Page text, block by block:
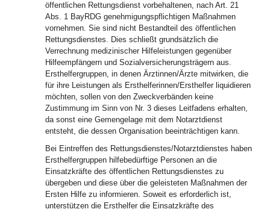
öffentlichen Rettungsdienst vorbehaltenen, nach Art. 21
Abs. 1 BayRDG genehmigungspflichtigen Maßnahmen
vornehmen. Sie sind nicht Bestandteil des öffentlichen
Rettungsdienstes. Dies schließt grundsätzlich die
Verrechnung medizinischer Hilfeleistungen gegenüber
Hilfeempfängern und Sozialversicherungsträgern aus.
Ersthelfergruppen, in denen Ärztinnen/Ärzte mitwirken, die
für ihre Leistungen als Ersthelferinnen/Ersthelfer liquidieren
möchten, sollen von den Zweckverbänden keine
Zustimmung im Sinn von Nr. 3 dieses Leitfadens erhalten,
da sonst eine Gemengelage mit dem Notarztdienst
entsteht, die dessen Organisation beeinträchtigen kann.
Bei Eintreffen des Rettungsdienstes/Notarztdienstes haben
Ersthelfergruppen hilfebedürftige Personen an die
Einsatzkräfte des öffentlichen Rettungsdienstes zu
übergeben und diese über die geleisteten Maßnahmen der
Ersten Hilfe zu informieren. Soweit es erforderlich ist,
unterstützen die Ersthelfer die Einsatzkräfte des